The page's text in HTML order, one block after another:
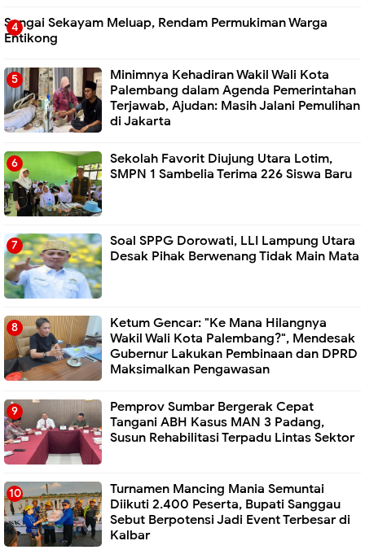
Sungai Sekayam Meluap, Rendam Permukiman Warga
Entikong
Minimnya Kehadiran Wakil Wali Kota
Palembang dalam Agenda Pemerintahan
Terjawab, Ajudan: Masih Jalani Pemulihan
di Jakarta
Sekolah Favorit Diujung Utara Lotim,
SMPN 1 Sambelia Terima 226 Siswa Baru ‎
Soal SPPG Dorowati, LLI Lampung Utara
Desak Pihak Berwenang Tidak Main Mata
Ketum Gencar: "Ke Mana Hilangnya
Wakil Wali Kota Palembang?", Mendesak
Gubernur Lakukan Pembinaan dan DPRD
Maksimalkan Pengawasan
Pemprov Sumbar Bergerak Cepat
Tangani ABH Kasus MAN 3 Padang,
Susun Rehabilitasi Terpadu Lintas Sektor
Turnamen Mancing Mania Semuntai
Diikuti 2.400 Peserta, Bupati Sanggau
Sebut Berpotensi Jadi Event Terbesar di
Kalbar